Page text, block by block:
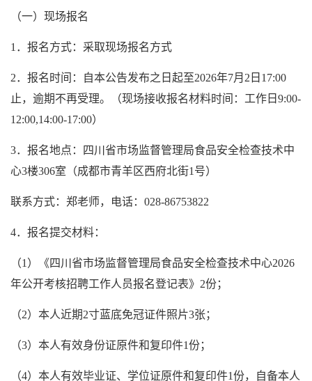
（一）现场报名
1．报名方式：采取现场报名方式
2．报名时间：自本公告发布之日起至2026年7月2日17:00
止，逾期不再受理。（现场接收报名材料时间：工作日9:00-
12:00,14:00-17:00）
3．报名地点：四川省市场监督管理局食品安全检查技术中
心3楼306室（成都市青羊区西府北街1号）
联系方式：郑老师，电话：028-86753822
4．报名提交材料：
（1）《四川省市场监督管理局食品安全检查技术中心2026
年公开考核招聘工作人员报名登记表》2份；
（2）本人近期2寸蓝底免冠证件照片3张；
（3）本人有效身份证原件和复印件1份；
（4）本人有效毕业证、学位证原件和复印件1份，自备本人